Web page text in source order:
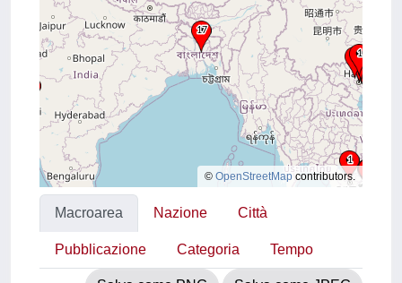
© OpenStreetMap contributors.
Macroarea Nazione Città
Pubblicazione Categoria Tempo